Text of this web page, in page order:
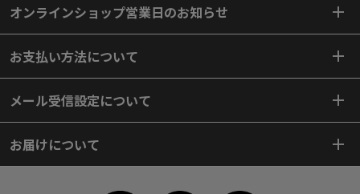
オンラインショップ営業日のお知らせ
お支払い方法について
メール受信設定について
お届けについて